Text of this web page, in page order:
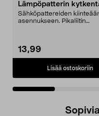
Lämpöpatterin
Sähköpattereiden
asennukseen. Pikaliitin
13,99
Lisää ostoskoriin